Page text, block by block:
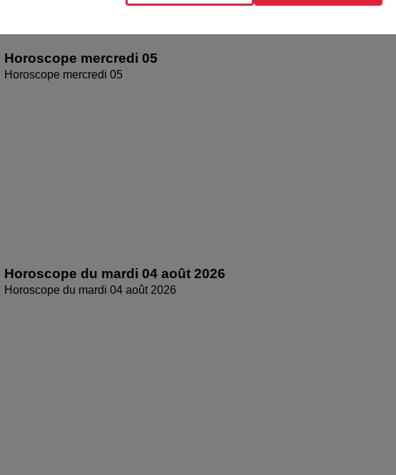
Horoscope mercredi 05
Horoscope mercredi 05
Horoscope du mardi 04 août 2026
Horoscope du mardi 04 août 2026